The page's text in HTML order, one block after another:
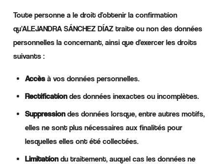
Toute personne a le droit d’obtenir la confirmation
qu’ALEJANDRA SÁNCHEZ DÍAZ traite ou non des données
personnelles la concernant, ainsi que d’exercer les droits
suivants :
Accès à vos données personnelles.
Rectificationdes données inexactes ou incomplètes.
Suppressiondes données lorsque, entre autres motifs,
elles ne sont plus nécessaires aux finalités pour
lesquelles elles ont été collectées.
Limitationdu traitement, auquel cas les données ne